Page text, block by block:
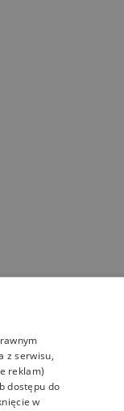
z serwisu,
reklam)
dostępu do
w